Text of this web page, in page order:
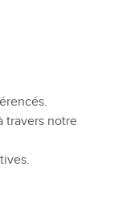
travers notre